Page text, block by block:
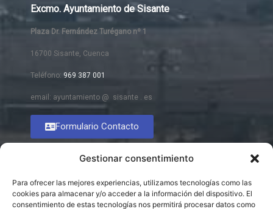
Gestionar consentimiento
Para ofrecer las mejores experiencias, utilizamos tecnologías como las
cookies para almacenar y/o acceder a la información del dispositivo. El
consentimiento de estas tecnologías nos permitirá procesar datos como
Excmo. Ayuntamiento de Sisante
Plaza Dr. Fernández Turégano nº 1
16700 Sisante, Cuenca
Teléfono: 969 387 001
email: ayuntamiento @ sisante . es
Formulario Contacto